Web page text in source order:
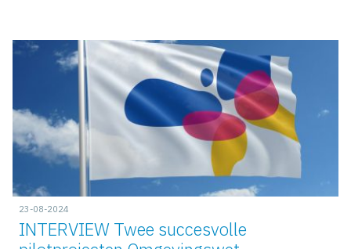
23-08-2024
INTERVIEW Twee succesvolle